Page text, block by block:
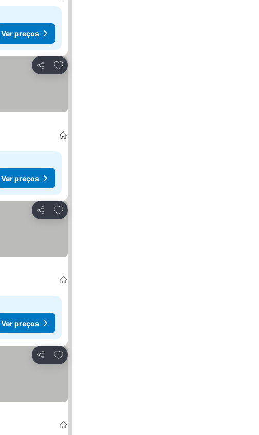
Ver preços
Partilhar
Adicionar aos favoritos
Ver preços
Partilhar
Adicionar aos favoritos
Ver preços
Partilhar
Adicionar aos favoritos